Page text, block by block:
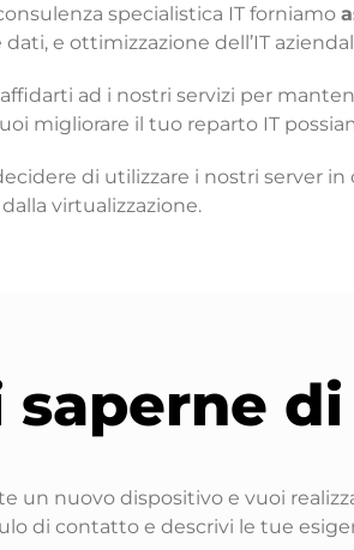
specialistica IT forniamo
dati, e ottimizzazione dell’IT
ad i nostri servizi per
migliorare il tuo reparto IT
di utilizzare i nostri server
virtualizzazione.
saperne
un nuovo dispositivo e vuoi
di contatto e descrivi le tue